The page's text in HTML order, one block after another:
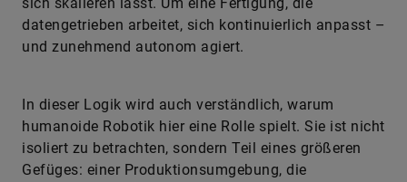
datengetrieben arbeitet, sich kontinuierlich anpasst –
und zunehmend autonom agiert.
In dieser Logik wird auch verständlich, warum
humanoide Robotik hier eine Rolle spielt. Sie ist nicht
isoliert zu betrachten, sondern Teil eines größeren
Gefüges: einer Produktionsumgebung, die